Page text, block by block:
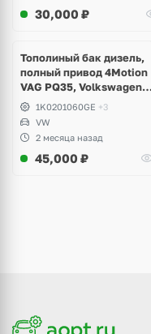
30,000 ₽
Тополиный бак дизель,
полный привод 4Motion
VAG PQ35, Volkswagen
Scirocco, Golf V, VI, Skoda
Yeti, Octavia A5, Superb,
Audi A3, Seat Altea
1K0201060GE +3
VW
2 месяца назад
45,000 ₽